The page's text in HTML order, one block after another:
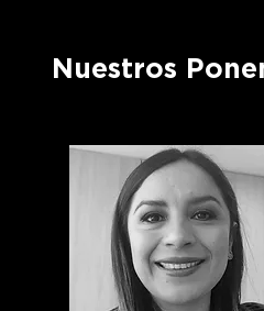
Nuestros